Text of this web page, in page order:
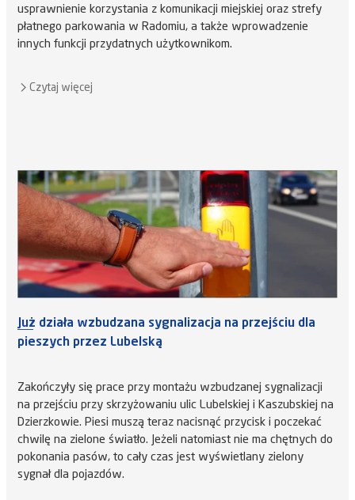
usprawnienie korzystania z komunikacji miejskiej oraz strefy
płatnego parkowania w Radomiu, a także wprowadzenie
innych funkcji przydatnych użytkownikom.
Czytaj więcej
Już działa wzbudzana sygnalizacja na przejściu dla
pieszych przez Lubelską
Zakończyły się prace przy montażu wzbudzanej sygnalizacji
na przejściu przy skrzyżowaniu ulic Lubelskiej i Kaszubskiej na
Dzierzkowie. Piesi muszą teraz nacisnąć przycisk i poczekać
chwilę na zielone światło. Jeżeli natomiast nie ma chętnych do
pokonania pasów, to cały czas jest wyświetlany zielony
sygnał dla pojazdów.